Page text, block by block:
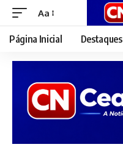
Font
Resizer
Aa
Página Inicial Destaques